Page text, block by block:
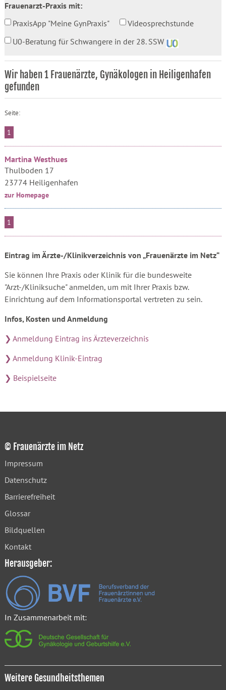
Frauenarzt-Praxis mit:
PraxisApp "Meine GynPraxis"
Videosprechstunde
U0-Beratung für Schwangere in der 28. SSW
Wir haben 1 Frauenärzte, Gynäkologen in Heiligenhafen
gefunden
Seite:
1
Martina Westhues
Thulboden 17
23774 Heiligenhafen
zur Homepage
1
Eintrag im Ärzte-/Klinikverzeichnis von „Frauenärzte im Netz“
Sie können Ihre Praxis oder Klinik für die bundesweite
"Arzt-/Kliniksuche" anmelden, um mit Ihrer Praxis bzw.
Einrichtung auf dem Informationsportal vertreten zu sein.
Infos, Kosten und Anmeldung
❯ Anmeldung Eintrag ins Ärzteverzeichnis
❯ Anmeldung Klinik-Eintrag
❯ Beispielseite
© Frauenärzte im Netz
Impressum
Datenschutz
Barrierefreiheit
Glossar
Bildquellen
Kontakt
Herausgeber:
In Zusammenarbeit mit:
Weitere Gesundheitsthemen